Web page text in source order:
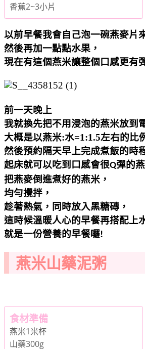
香蕉2~3小片
以前早餐我會自己泡一碗燕麥片
然後再加一點點水果，
現在有這個燕米讓整個口感更有
前一天晚上
我就換先把不用浸泡的燕米放到
大概是以燕米:水=1:1.5左右的比
然後預約隔天早上完成煮飯的時
起床就可以吃到口感會很Q彈的
把燕麥倒進煮好的燕米，
均勻攪拌，
趁著熱氣，同時放入黑糖磚，
這時候溫暖人心的早餐再搭配上
就是一份營養的早餐囉!
燕米山藥泥粥
食材準備
燕米1米杯
山藥300g